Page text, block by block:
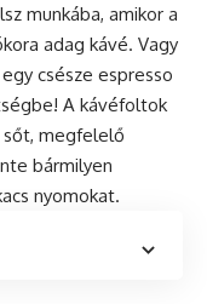
munkába, amikor a
adag kávé. Vagy
csésze espresso
A kávéfoltok
megfelelő
bármilyen
nyomokat.